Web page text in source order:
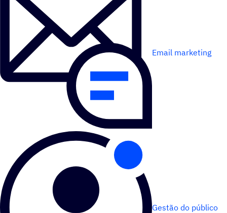
Email marketing
Gestão do público